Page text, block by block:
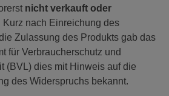
nicht verkauft oder
Kurz nach Einreichung des
Zulassung des Produkts gab das
für Verbraucherschutz und
(BVL) dies mit Hinweis auf die
des Widerspruchs bekannt.